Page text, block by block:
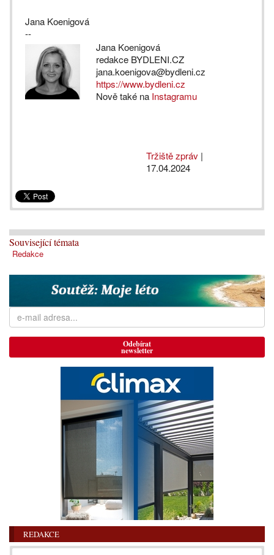
Jana Koenigová
--
Jana Koenigová
redakce BYDLENI.CZ
jana.koenigova@bydleni.cz
https://www.bydleni.cz
Nově také na Instagramu
Tržiště zpráv |
17.04.2024
Související témata
Redakce
Odebírat
newsletter
REDAKCE